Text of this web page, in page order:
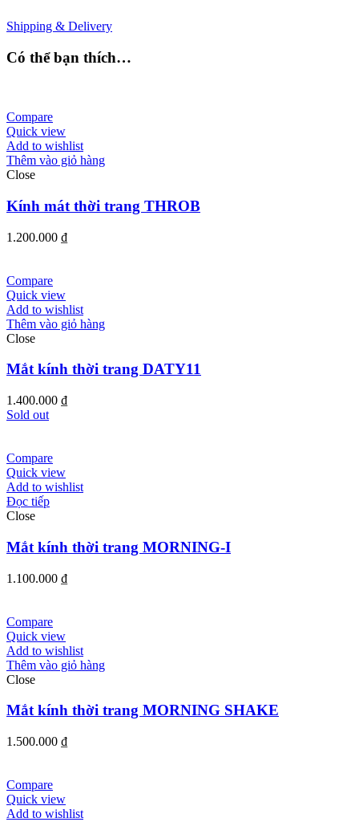
Shipping & Delivery
Có thể bạn thích…
Compare
Quick view
Add to wishlist
Thêm vào giỏ hàng
Close
Kính mát thời trang THROB
1.200.000 ₫
Compare
Quick view
Add to wishlist
Thêm vào giỏ hàng
Close
Mắt kính thời trang DATY11
1.400.000 ₫
Sold out
Compare
Quick view
Add to wishlist
Đọc tiếp
Close
Mắt kính thời trang MORNING-I
1.100.000 ₫
Compare
Quick view
Add to wishlist
Thêm vào giỏ hàng
Close
Mắt kính thời trang MORNING SHAKE
1.500.000 ₫
Compare
Quick view
Add to wishlist